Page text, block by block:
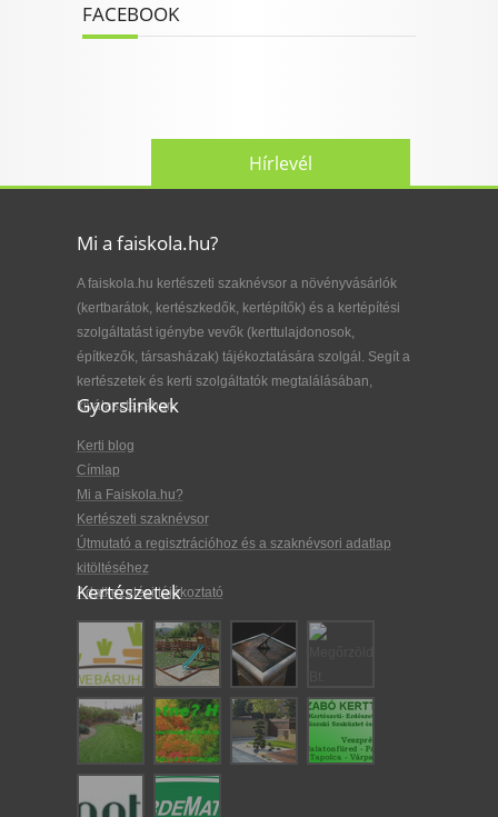
FACEBOOK
Hírlevél
Mi a faiskola.hu?
A faiskola.hu kertészeti szaknévsor a növényvásárlók
(kertbarátok, kertészkedők, kertépítők) és a kertépítési
szolgáltatást igénybe vevők (kerttulajdonosok,
építkezők, társasházak) tájékoztatására szolgál. Segít a
kertészetek és kerti szolgáltatók megtalálásában,
kiválasztásában.
Gyorslinkek
Kerti blog
Címlap
Mi a Faiskola.hu?
Kertészeti szaknévsor
Útmutató a regisztrációhoz és a szaknévsori adatlap
kitöltéséhez
Adatkezelési tájékoztató
Kertészetek